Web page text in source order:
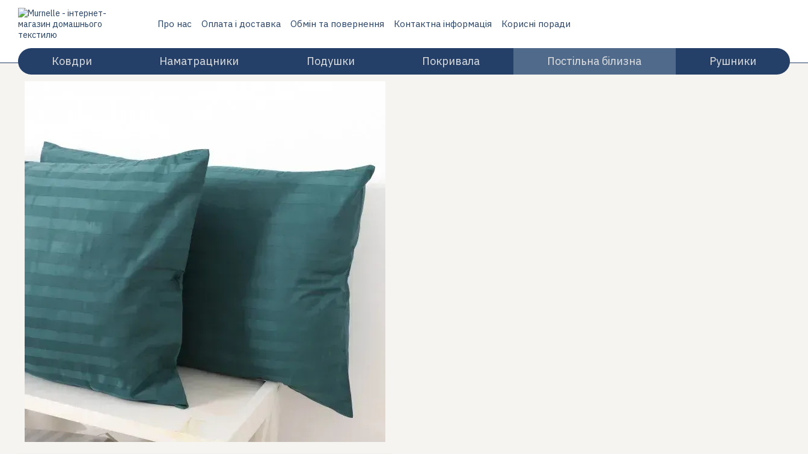
Перейти до основного контенту
Про нас Оплата і доставка Обмін та повернення Контактна інформація
Корисні поради
Ковдри Наматрацники Подушки Покривала Постільна білизна Рушники